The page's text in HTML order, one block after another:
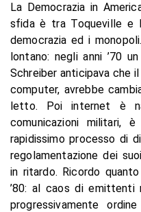
La Democrazia in
sfida è tra Toqueville e
democrazia ed i
lontano: negli anni ’70
Schreiber anticipava che
computer, avrebbe
letto. Poi internet è
comunicazioni militari,
rapidissimo processo di
regolamentazione dei
in ritardo. Ricordo
’80: al caos di emittenti
progressivamente